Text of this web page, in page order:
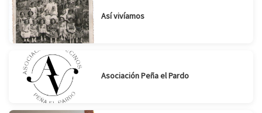
Así vivíamos
Asociación Peña el Pardo
Suscribirse